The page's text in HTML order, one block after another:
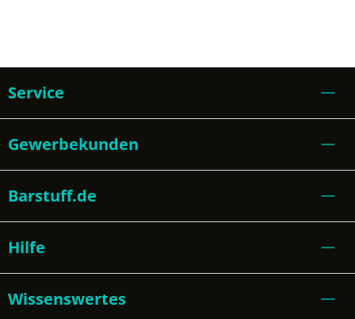
Service
Gewerbekunden
Barstuff.de
Hilfe
Wissenswertes